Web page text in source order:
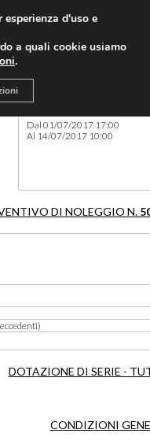
Dal 01/07/2017 17:00
Al 14/07/2017 10:00
DI NOLEGGIO N.
DOTAZIONE DI SERIE -
CONDIZIONI
d'uso e
a quali cookie usiamo
.